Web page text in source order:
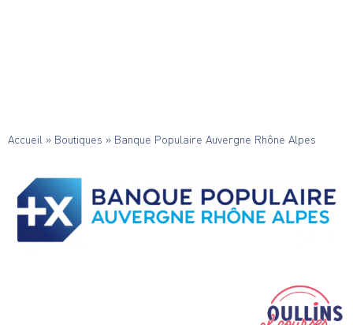
Accueil » Boutiques » Banque Populaire Auvergne Rhône Alpes